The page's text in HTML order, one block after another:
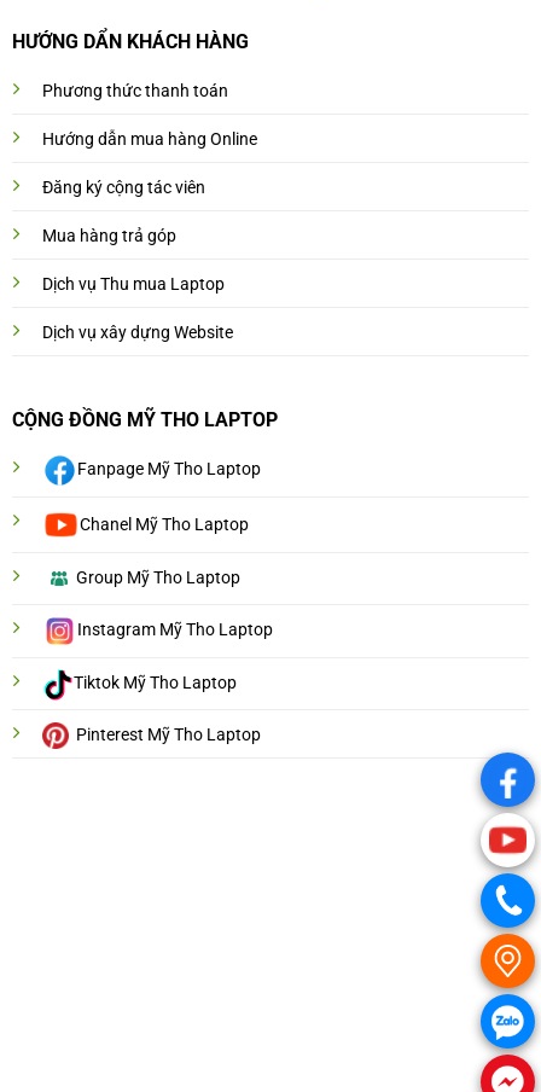
HƯỚNG DẨN KHÁCH HÀNG
Phương thức thanh toán
Hướng dẫn mua hàng Online
Đăng ký cộng tác viên
Mua hàng trả góp
Dịch vụ Thu mua Laptop
Dịch vụ xây dựng Website
CỘNG ĐỒNG MỸ THO LAPTOP
Fanpage Mỹ Tho Laptop
Chanel Mỹ Tho Laptop
Group Mỹ Tho Laptop
Instagram Mỹ Tho Laptop
Tiktok Mỹ Tho Laptop
Pinterest Mỹ Tho Laptop
.
.
.
.
.
.